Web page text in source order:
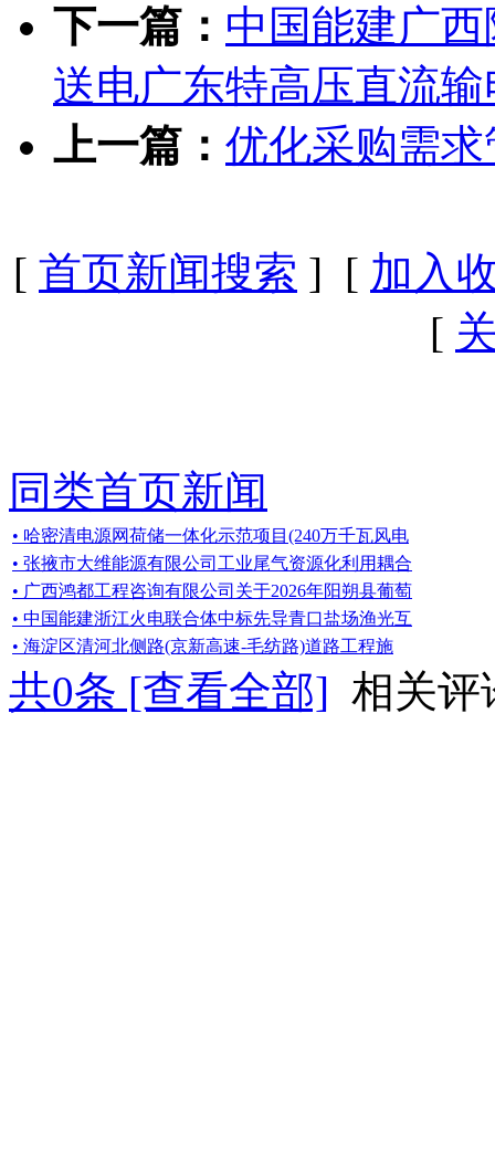
下一篇： 中国能建广
送电广东特高压直流
上一篇： 优化采购需
[ 首页新闻搜索 ] [ 加入
[
同类首页新闻
• 哈密清电源网荷储一体化示范项目(240万千瓦风电
• 张掖市大维能源有限公司工业尾气资源化利用耦合
• 广西鸿都工程咨询有限公司关于2026年阳朔县葡萄
• 中国能建浙江火电联合体中标先导青口盐场渔光互
• 海淀区清河北侧路(京新高速-毛纺路)道路工程施
共0条 [查看全部] 相关评